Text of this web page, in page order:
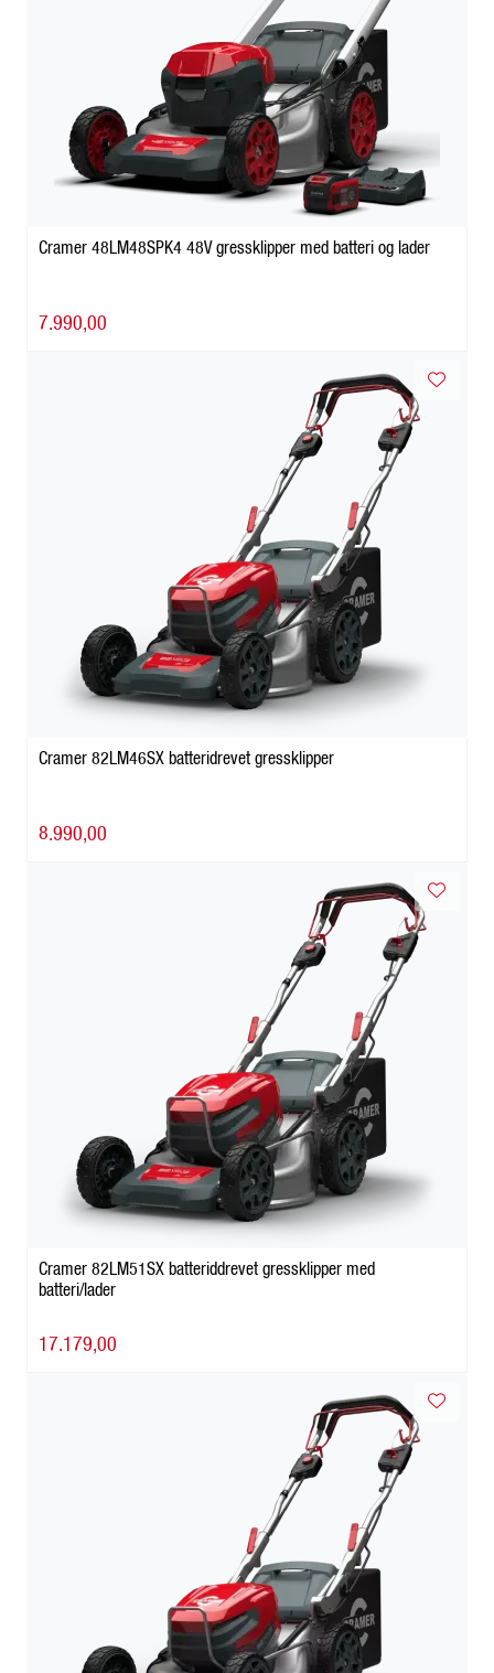
Cramer 48LM48SPK4 48V gressklipper med batteri og lader
7.990,00
Cramer 82LM46SX batteridrevet gressklipper
8.990,00
Cramer 82LM51SX batteriddrevet gressklipper med
batteri/lader
17.179,00